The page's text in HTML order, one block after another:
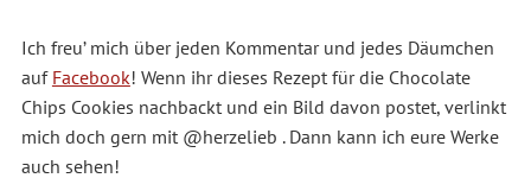
Ich freu’ mich über jeden Kommentar und jedes Däumchen
auf Facebook! Wenn ihr dieses Rezept für die Chocolate
Chips Cookies nachbackt und ein Bild davon postet, verlinkt
mich doch gern mit @herzelieb . Dann kann ich eure Werke
auch sehen!